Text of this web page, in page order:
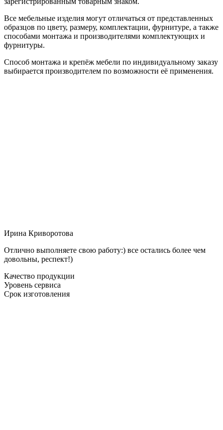
Все мебельные изделия могут отличаться от представленных
образцов по цвету, размеру, комплектации, фурнитуре, а также
способами монтажа и производителями комплектующих и
фурнитуры.
Способ монтажа и крепёж мебели по индивидуальному заказу
выбирается производителем по возможности её применения.
Ирина Криворотова
Отлично выполняете свою работу:) все остались более чем
довольны, респект!)
Качество продукции
Уровень сервиса
Срок изготовления